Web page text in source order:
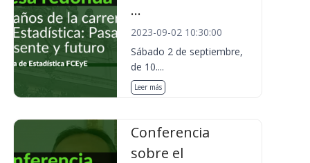
...
2023-09-02 10:30:00
Sábado 2 de septiembre,
de 10....
Leer más
Conferencia
sobre el